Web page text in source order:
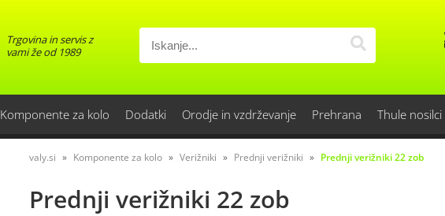
Trgovina in servis z
vami že od 1989
Komponente za kolo Dodatki Orodje in vzdrževanje Prehrana Thule nosilci
valy.si Komponente za kolo Verižniki Prednji verižniki Prednji verižniki 22 zob
Prednji verižniki 22 zob